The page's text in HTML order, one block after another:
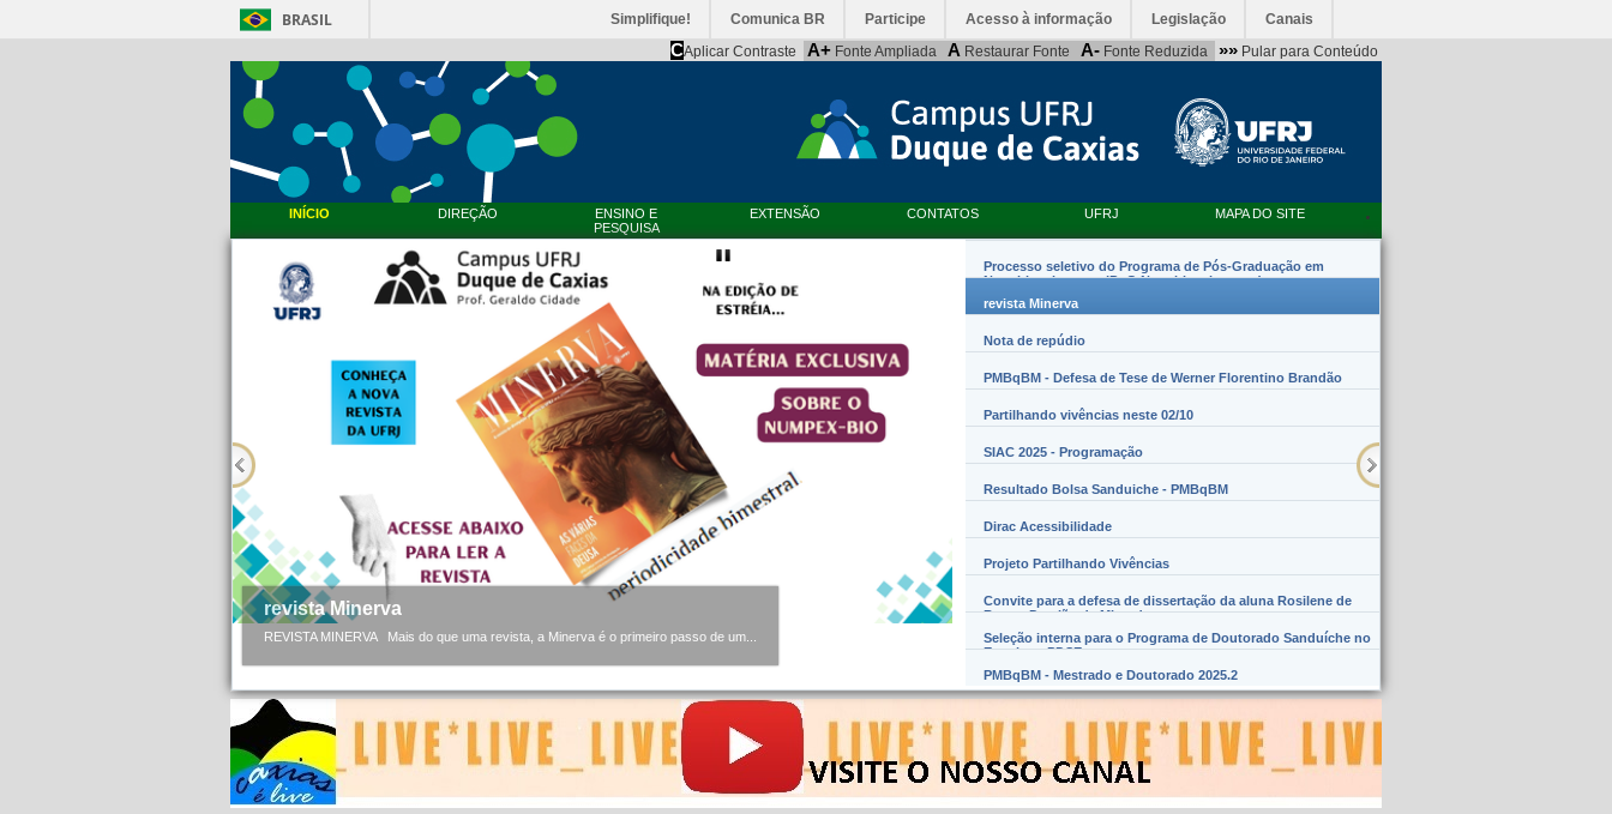
BRASIL Simplifique! Comunica BR Participe Acesso à informação Legislação Canais
CAplicar Contraste A+ Fonte Ampliada A Restaurar Fonte A- Fonte Reduzida »» Pular para Conteúdo
INÍCIO DIREÇÃO
ENSINO E
PESQUISA
EXTENSÃO CONTATOS UFRJ MAPA DO SITE
revista Minerva
REVISTA MINERVA Mais do que uma revista, a Minerva é o primeiro passo de um...
Processo seletivo do Programa de Pós-Graduação em
Nanobiossistemas (PpG Nanobiossistemas)
revista Minerva
Nota de repúdio
PMBqBM - Defesa de Tese de Werner Florentino Brandão
Partilhando vivências neste 02/10
SIAC 2025 - Programação
Resultado Bolsa Sanduiche - PMBqBM
Dirac Acessibilidade
Projeto Partilhando Vivências
Convite para a defesa de dissertação da aluna Rosilene de
Barros Damião de Miranda
Seleção interna para o Programa de Doutorado Sanduíche no
Exterior – PDSE
PMBqBM - Mestrado e Doutorado 2025.2